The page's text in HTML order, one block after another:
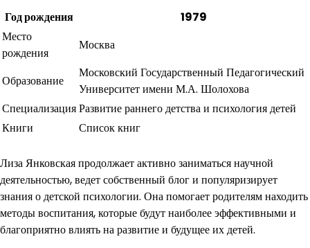
Год рождения
1979
Место
рождения
Москва
Образование
Московский Государственный Педагогический
Университет имени М.А. Шолохова
СпециализацияРазвитие раннего детства и психология детей
Книги
Список книг
Лиза Янковская продолжает активно заниматься научной
деятельностью, ведет собственный блог и популяризирует
знания о детской психологии. Она помогает родителям находить
методы воспитания, которые будут наиболее эффективными и
благоприятно влиять на развитие и будущее их детей.